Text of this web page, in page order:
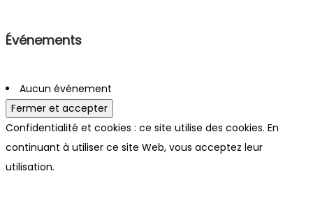
Événements
Aucun événement
Confidentialité et cookies : ce site utilise des cookies. En
continuant à utiliser ce site Web, vous acceptez leur
utilisation.